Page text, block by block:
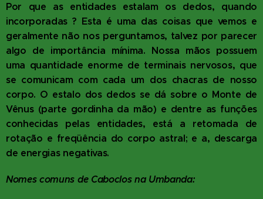
Por que as entidades estalam os dedos, quando
incorporadas ? Esta é uma das coisas que vemos e
geralmente não nos perguntamos, talvez por parecer
algo de importância mínima. Nossa mãos possuem
uma quantidade enorme de terminais nervosos, que
se comunicam com cada um dos chacras de nosso
corpo. O estalo dos dedos se dá sobre o Monte de
Vênus (parte gordinha da mão) e dentre as funções
conhecidas pelas entidades, está a retomada de
rotação e freqüência do corpo astral; e a, descarga
de energias negativas.
Nomes comuns de Caboclos na Umbanda: